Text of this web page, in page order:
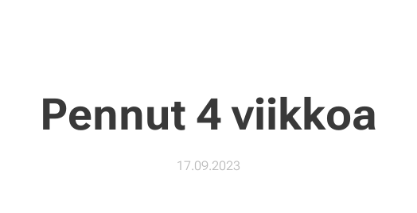
✨ Pennut 4 viikkoa ✨
17.09.2023